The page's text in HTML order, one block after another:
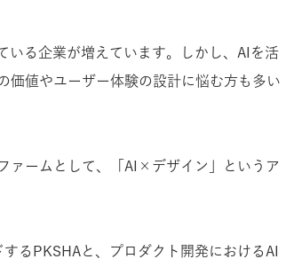
いる企業が増えています。しかし、AIを活
価値やユーザー体験の設計に悩む方も多い
ァームとして、「AI×デザイン」というア
るPKSHAと、プロダクト開発におけるAI